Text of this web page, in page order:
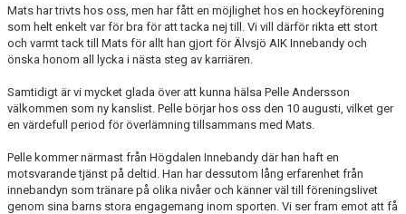
Mats har trivts hos oss, men har fått en möjlighet hos en hockeyförening
som helt enkelt var för bra för att tacka nej till. Vi vill därför rikta ett stort
och varmt tack till Mats för allt han gjort för Älvsjö AIK Innebandy och
önska honom all lycka i nästa steg av karriären.
Samtidigt är vi mycket glada över att kunna hälsa Pelle Andersson
välkommen som ny kanslist. Pelle börjar hos oss den 10 augusti, vilket ger
en värdefull period för överlämning tillsammans med Mats.
Pelle kommer närmast från Högdalen Innebandy där han haft en
motsvarande tjänst på deltid. Han har dessutom lång erfarenhet från
innebandyn som tränare på olika nivåer och känner väl till föreningslivet
genom sina barns stora engagemang inom sporten. Vi ser fram emot att få